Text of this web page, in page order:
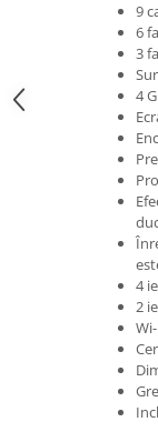
Accesorii
Controllere MIDI -
Controllere
Convertoare AD/DA
Interfete audio
Interfete MIDI si
Microfoane de
Monitoare de
Preamplificatoare
Protectii
Recordere de
Recordere
9
6
3
4
4
2